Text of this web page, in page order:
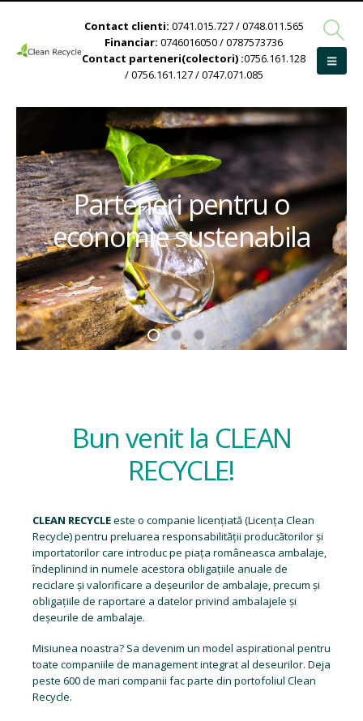
Contact clienti: 0741.015.727 / 0748.011.565
Financiar: 0746016050 / 0787573736
Contact parteneri(colectori) :0756.161.128
/ 0756.161.127 / 0747.071.085
Parteneri pentru o
economie sustenabila
Bun venit la CLEAN
RECYCLE!
CLEAN RECYCLEeste o companie licențiată (Licența Clean
Recycle) pentru preluarea responsabilității producătorilor și
importatorilor care introduc pe piața româneasca ambalaje,
îndeplinind in numele acestora obligațiile anuale de
reciclare și valorificare a deșeurilor de ambalaje, precum și
obligațiile de raportare a datelor privind ambalajele și
deșeurile de ambalaje.
Misiunea noastra? Sa devenim un model aspirational pentru
toate companiile de management integrat al deseurilor. Deja
peste 600 de mari companii fac parte din portofoliul Clean
Recycle.